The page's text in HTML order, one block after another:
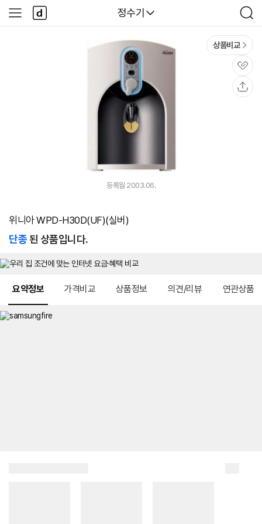
다나와
정수기
검
색
사
이
다
나
와
상품비교
관
심
등록월 2003.06.
위니아 WPD-H30D(UF)(실버)
단종된 상품입니다.
요약정보 가격비교 상품정보 의견/리뷰 연관상품